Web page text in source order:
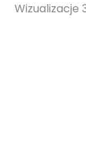
Wizualizacje